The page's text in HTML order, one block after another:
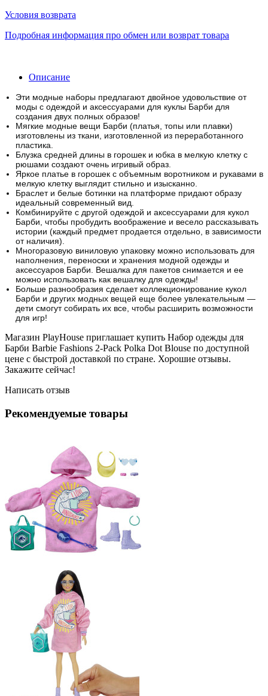
Условия возврата
Подробная информация про обмен или возврат товара
Описание
Эти модные наборы предлагают двойное удовольствие от
моды с одеждой и аксессуарами для куклы Барби для
создания двух полных образов!
Мягкие модные вещи Барби (платья, топы или плавки)
изготовлены из ткани, изготовленной из переработанного
пластика.
Блузка средней длины в горошек и юбка в мелкую клетку с
рюшами создают очень игривый образ.
Яркое платье в горошек с объемным воротником и рукавами в
мелкую клетку выглядит стильно и изысканно.
Браслет и белые ботинки на платформе придают образу
идеальный современный вид.
Комбинируйте с другой одеждой и аксессуарами для кукол
Барби, чтобы пробудить воображение и весело рассказывать
истории (каждый предмет продается отдельно, в зависимости
от наличия).
Многоразовую виниловую упаковку можно использовать для
наполнения, переноски и хранения модной одежды и
аксессуаров Барби. Вешалка для пакетов снимается и ее
можно использовать как вешалку для одежды!
Больше разнообразия сделает коллекционирование кукол
Барби и других модных вещей еще более увлекательным —
дети смогут собирать их все, чтобы расширить возможности
для игр!
Магазин PlayHouse приглашает купить Набор одежды для
Барби Barbie Fashions 2-Pack Polka Dot Blouse по доступной
цене с быстрой доставкой по стране. Хорошие отзывы.
Закажите сейчас!
Написать отзыв
Рекомендуемые товары